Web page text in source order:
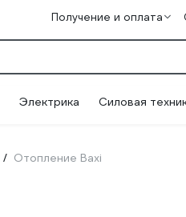
Получение и оплата
Электрика Силовая
/ Отопление Baxi